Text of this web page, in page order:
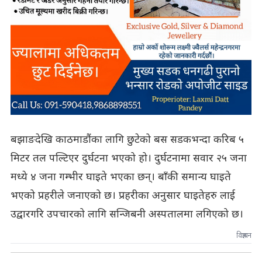
बझाङदेखि काठमाडौंका लागि छुटेको बस सडकभन्दा करिब ५
मिटर तल पल्टिएर दुर्घटना भएको हो। दुर्घटनामा सवार २५ जना
मध्ये ४ जना गम्भीर घाइते भएका छन्। बाँकी समान्य घाइते
भएको प्रहरीले जनाएको छ। प्रहरीका अनुसार घाइतेहरु लाई
उद्वारगरि उपचारको लागि सन्जिबनी अस्पतालमा लगिएको छ।
विज्ञापन